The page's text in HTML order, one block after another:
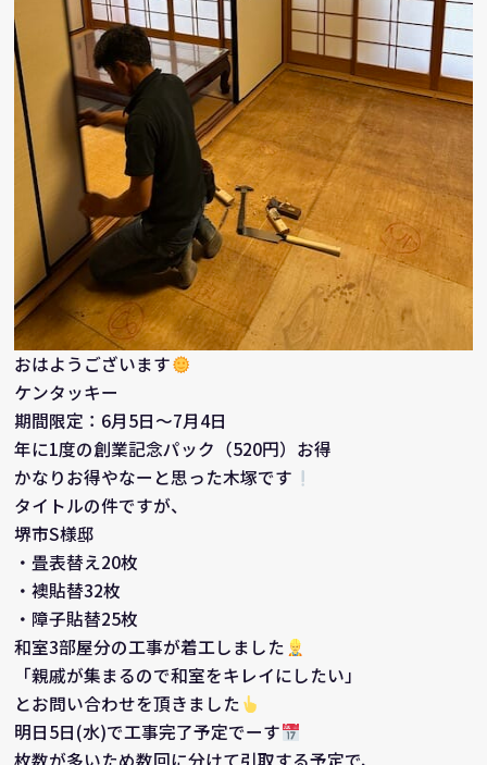
おはようございます
ケンタッキー
期間限定：6月5日～7月4日
年に1度の創業記念パック（520円）お得
かなりお得やなーと思った木塚です
タイトルの件ですが、
堺市S様邸
・畳表替え20枚
・襖貼替32枚
・障子貼替25枚
和室3部屋分の工事が着工しました
「親戚が集まるので和室をキレイにしたい」
とお問い合わせを頂きました
明日5日(水)で工事完了予定でーす